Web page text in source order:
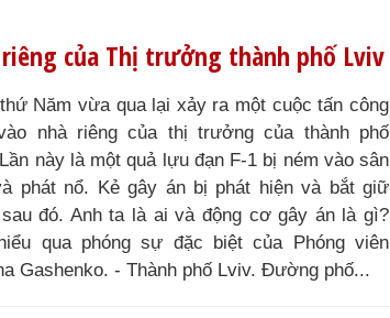
của Thị trưởng thành phố Lviv
Năm vừa qua lại xảy ra một cuộc tấn công
nhà riêng của thị trưởng của thành phố
này là một quả lựu đạn F-1 bị ném vào sân
phát nổ. Kẻ gây án bị phát hiện và bắt giữ
đó. Anh ta là ai và động cơ gây án là gì?
qua phóng sự đặc biệt của Phóng viên
Gashenko. - Thành phố Lviv. Đường phố...